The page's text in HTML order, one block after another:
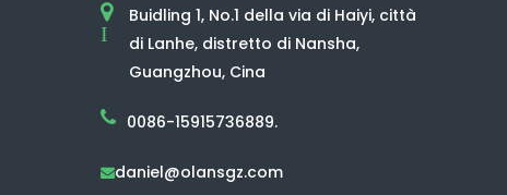
I
Buidling 1, No.1 della via di Haiyi, città
di Lanhe, distretto di Nansha,
Guangzhou, Cina
0086-15915736889.
daniel@olansgz.com